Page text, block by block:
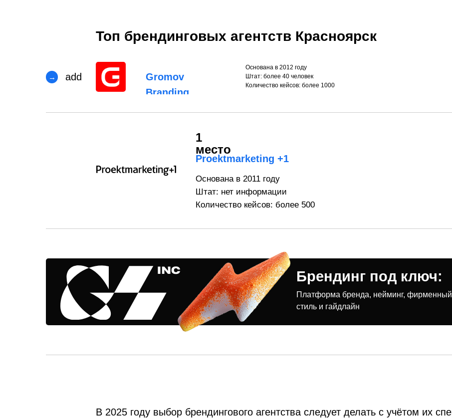
Топ брендинговых агентств Красноярск
Gromov
Branding
Основана в 2012 году
Штат: более 40 человек
Количество кейсов: более 1000
→ add
Proektmarketing +1
1
место
Основана в 2011 году
Штат: нет информации
Количество кейсов: более 500
Брендинг под ключ:
Платформа бренда, нейминг, фирменный
стиль и гайдлайн
В 2025 году выбор брендингового агентства следует делать с учётом их